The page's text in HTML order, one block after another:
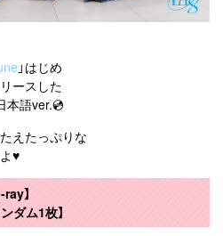
」はじめ
ースした
本語ver.💿
えたっぷりな
♥️
】
ダム1枚】